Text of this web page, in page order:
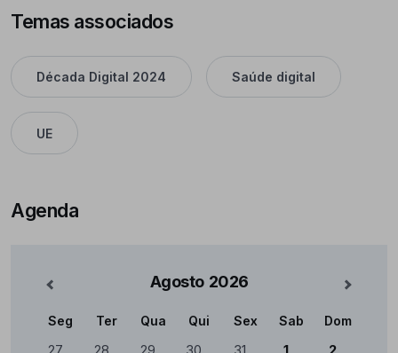
Temas associados
Década Digital 2024 Saúde digital
UE
Agenda
Agosto 2026 Mês
Calendário
Seg Ter Qua Qui Sex Sab Dom